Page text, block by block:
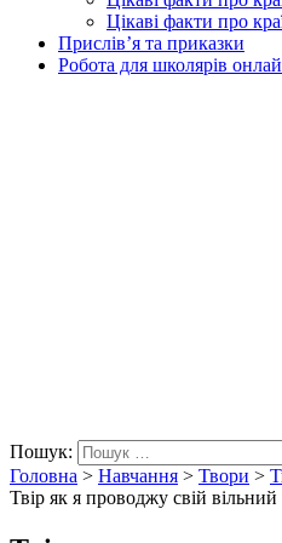
Цікаві факти про
Прислів’я та приказки
Робота для школярів
Пошук:
Головна > Навчання > Твори >
Твір як я проводжу свій вільний